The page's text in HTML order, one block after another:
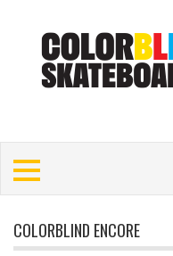
COLORBLIND ENCORE